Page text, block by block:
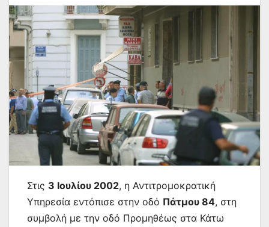
Στις 3 Ιουλίου 2002, η Αντιτρομοκρατική
Υπηρεσία εντόπισε στην οδό Πάτμου 84, στη
συμβολή με την οδό Προμηθέως στα Κάτω